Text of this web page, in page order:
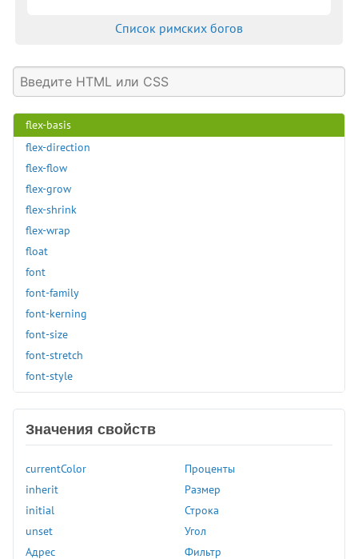
Список римских богов
filter
flex
flex-basis
flex-direction
flex-flow
flex-grow
flex-shrink
flex-wrap
float
font
font-family
font-kerning
font-size
font-stretch
font-style
font-variant
font-weight
Значения свойств
currentColor
inherit
initial
unset
Адрес
Проценты
Размер
Строка
Угол
Фильтр